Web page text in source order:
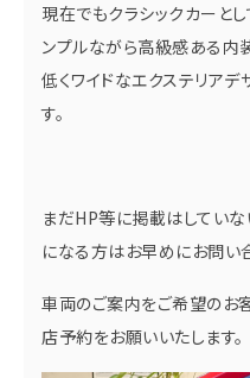
現在でもクラシックカーと
ンプルながら高級感ある内
低くワイドなエクステリア
す。
まだHP等に掲載はしていな
になる方はお早めにお問い
車両のご案内をご希望のお
店予約をお願いいたします。